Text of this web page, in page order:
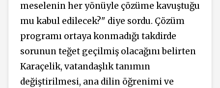
meselenin her yönüyle çözüme kavuştuğu
mu kabul edilecek?" diye sordu. Çözüm
programı ortaya konmadığı takdirde
sorunun teğet geçilmiş olacağını belirten
Karaçelik, vatandaşlık tanımın
değiştirilmesi, ana dilin öğrenimi ve